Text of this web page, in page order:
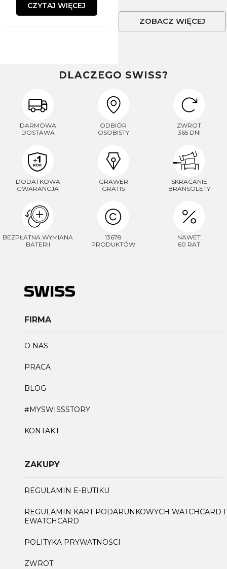
CZYTAJ WIĘCEJ
ZOBACZ WIĘCEJ
DLACZEGO SWISS?
DARMOWA
DOSTAWA
ODBIÓR
OSOBISTY
ZWROT
365 DNI
DODATKOWA
GWARANCJA
GRAWER
GRATIS
SKRACANIE
BRANSOLETY
BEZPŁATNA WYMIANA
BATERII
13678
PRODUKTÓW
NAWET
60 RAT
FIRMA
O NAS
PRACA
BLOG
#MYSWISSSTORY
KONTAKT
ZAKUPY
REGULAMIN E-BUTIKU
REGULAMIN KART PODARUNKOWYCH WATCHCARD I
EWATCHCARD
POLITYKA PRYWATNOŚCI
ZWROT